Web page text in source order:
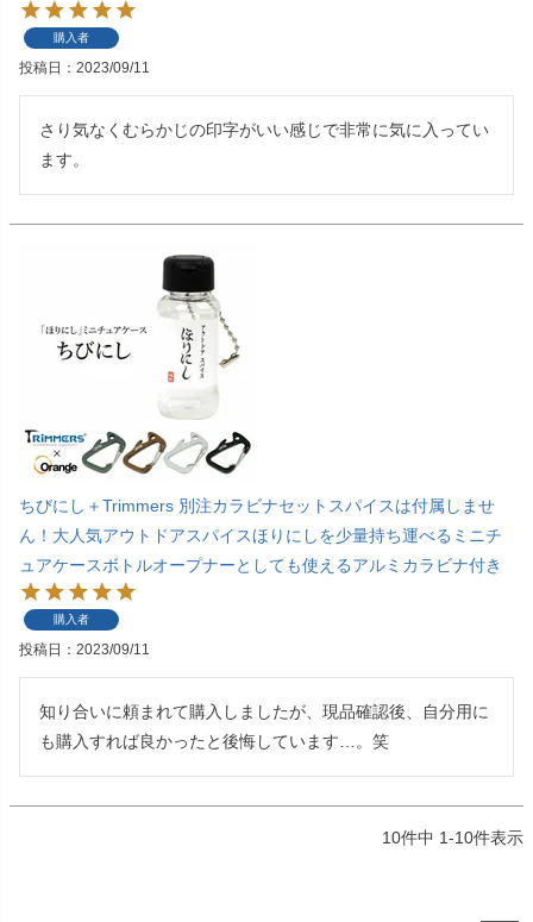
購入者
投稿日 2023/09/11
さり気なくむらかじの印字がいい感じで非常に気に入ってい
ます。
ちびにし＋Trimmers 別注カラビナセットスパイスは付属しませ
ん！大人気アウトドアスパイスほりにしを少量持ち運べるミニチ
ュアケースボトルオープナーとしても使えるアルミカラビナ付き
購入者
投稿日 2023/09/11
知り合いに頼まれて購入しましたが、現品確認後、自分用に
も購入すれば良かったと後悔しています…。笑
10件中 1-10件表示